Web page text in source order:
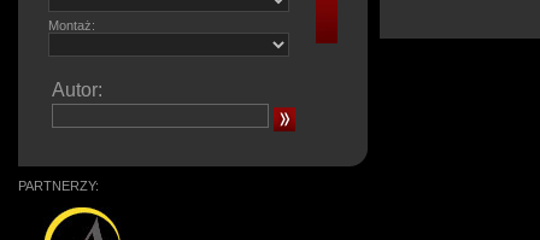
Montaż:
Autor:
PARTNERZY: